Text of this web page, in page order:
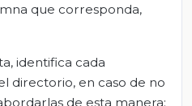
que corresponda,
identifica cada
directorio, en caso de no
de esta manera: